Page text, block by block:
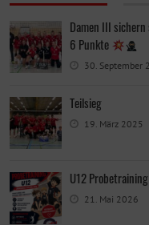
Damen III
6 Punkte
30. September
Teilsieg
19. März 2025
U12 Probetraining
21. Mai 2026